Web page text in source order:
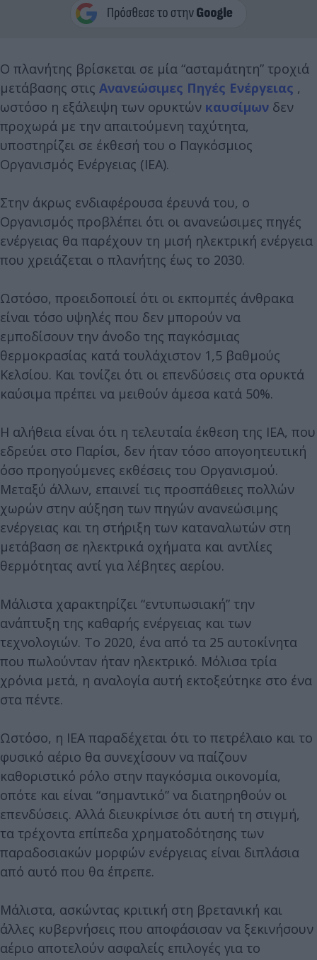
Ο πλανήτης βρίσκεται σε μία “ασταμάτητη” τροχιά
μετάβασης στις Ανανεώσιμες Πηγές Ενέργειας ,
ωστόσο η εξάλειψη των ορυκτών καυσίμων δεν
προχωρά με την απαιτούμενη ταχύτητα,
υποστηρίζει σε έκθεσή του ο Παγκόσμιος
Οργανισμός Ενέργειας (IEA).
Στην άκρως ενδιαφέρουσα έρευνά του, ο
Οργανισμός προβλέπει ότι οι ανανεώσιμες πηγές
ενέργειας θα παρέχουν τη μισή ηλεκτρική ενέργεια
που χρειάζεται ο πλανήτης έως το 2030.
Ωστόσο, προειδοποιεί ότι οι εκπομπές άνθρακα
είναι τόσο υψηλές που δεν μπορούν να
εμποδίσουν την άνοδο της παγκόσμιας
θερμοκρασίας κατά τουλάχιστον 1,5 βαθμούς
Κελσίου. Και τονίζει ότι οι επενδύσεις στα ορυκτά
καύσιμα πρέπει να μειθούν άμεσα κατά 50%.
Η αλήθεια είναι ότι η τελευταία έκθεση της IEA, που
εδρεύει στο Παρίσι, δεν ήταν τόσο απογοητευτική
όσο προηγούμενες εκθέσεις του Οργανισμού.
Μεταξύ άλλων, επαινεί τις προσπάθειες πολλών
χωρών στην αύξηση των πηγών ανανεώσιμης
ενέργειας και τη στήριξη των καταναλωτών στη
μετάβαση σε ηλεκτρικά οχήματα και αντλίες
θερμότητας αντί για λέβητες αερίου.
Μάλιστα χαρακτηρίζει “εντυπωσιακή” την
ανάπτυξη της καθαρής ενέργειας και των
τεχνολογιών. Το 2020, ένα από τα 25 αυτοκίνητα
που πωλούνταν ήταν ηλεκτρικό. Μόλισα τρία
χρόνια μετά, η αναλογία αυτή εκτοξεύτηκε στο ένα
στα πέντε.
Ωστόσο, η IEA παραδέχεται ότι το πετρέλαιο και το
φυσικό αέριο θα συνεχίσουν να παίζουν
καθοριστικό ρόλο στην παγκόσμια οικονομία,
οπότε και είναι “σημαντικό” να διατηρηθούν οι
επενδύσεις. Αλλά διευκρίνισε ότι αυτή τη στιγμή,
τα τρέχοντα επίπεδα χρηματοδότησης των
παραδοσιακών μορφών ενέργειας είναι διπλάσια
από αυτό που θα έπρεπε.
Μάλιστα, ασκώντας κριτική στη βρετανική και
άλλες κυβερνήσεις που αποφάσισαν να ξεκινήσουν
αέριο αποτελούν ασφαλείς επιλογές για το